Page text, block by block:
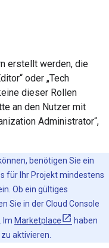
erstellt werden, die
oder „Tech
dieser Rollen
an den Nutzer mit
Administrator“,
benötigen Sie ein
für Ihr Projekt mindestens
Ob ein gültiges
Sie in der Cloud Console
Im Marketplace
haben
aktivieren.